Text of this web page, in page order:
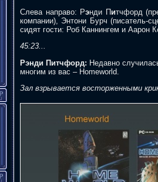
Слева направо: Рэнди П итчфорд
компании), Энтони Бурч (писатель-
сидят гости: Роб Каннингем и Аарон
45:23...
Рэнди Питчфорд: Недавно
многим из вас – Homeworld.
Зал взрывается восторженными